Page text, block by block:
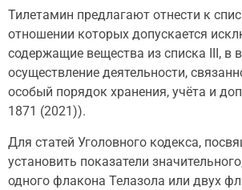
Тилетамин предлагают отнести к
отношении которых допускается
содержащие вещества из списка III, в
осуществление деятельности,
особый порядок хранения, учёта и
1871 (2021)).
Для статей Уголовного кодекса,
установить показатели
одного флакона Телазола или двух